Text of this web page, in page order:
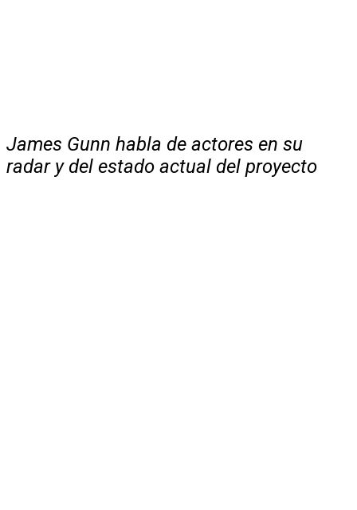
James Gunn habla de actores en su
radar y del estado actual del proyecto